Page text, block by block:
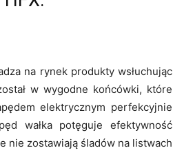
na rynek produkty wsłuchując
w wygodne końcówki, które
elektrycznym perfekcyjnie
wałka potęguje efektywność
nie zostawiają śladów na listwach